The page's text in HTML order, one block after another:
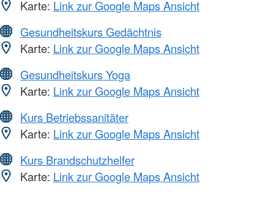
Karte: Link zur Google Maps Ansicht
Gesundheitskurs Gedächtnis
Karte: Link zur Google Maps Ansicht
Gesundheitskurs Yoga
Karte: Link zur Google Maps Ansicht
Kurs Betriebssanitäter
Karte: Link zur Google Maps Ansicht
Kurs Brandschutzhelfer
Karte: Link zur Google Maps Ansicht